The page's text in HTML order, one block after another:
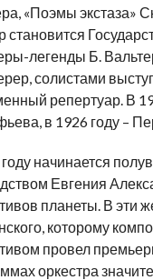
«Поэмы экстаза»
становится
легенды Б.
солистами
репертуар. В
в 1926 году –
начинается
Евгения
планеты. В эти
которому
провел
оркестра